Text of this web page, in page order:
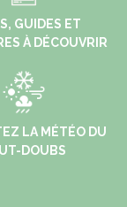
GUIDES ET
À DÉCOUVRIR
LA MÉTÉO DU
DOUBS